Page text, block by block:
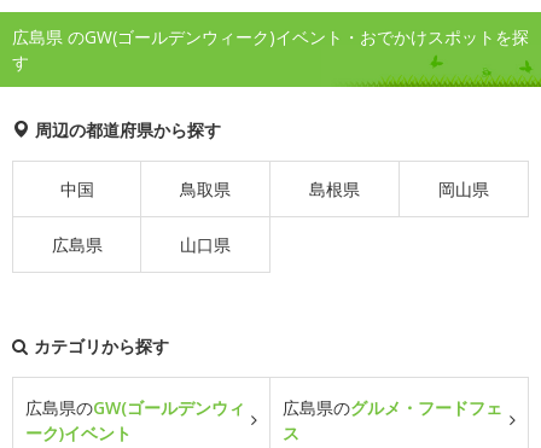
広島県 のGW(ゴールデンウィーク)イベント・おでかけスポットを探
す
周辺の都道府県から探す
中国 鳥取県 島根県 岡山県
広島県 山口県
カテゴリから探す
広島県のGW(ゴールデンウィ
ーク)イベント
広島県のグルメ・フードフェ
ス